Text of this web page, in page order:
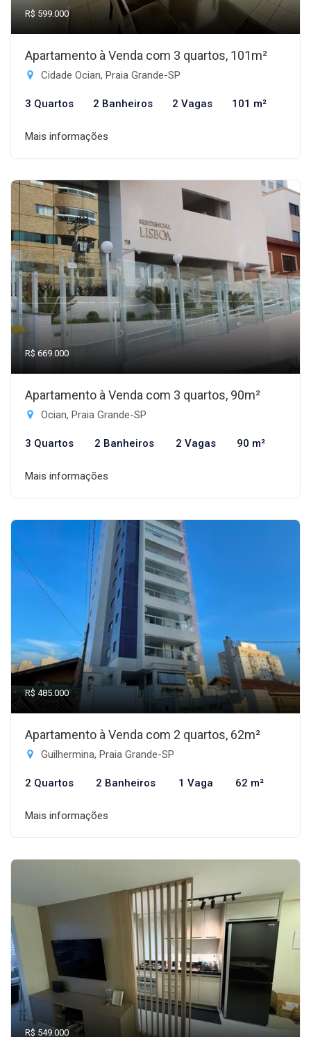
R$ 599.000
Apartamento à Venda com 3 quartos, 101m²
Cidade Ocian, Praia Grande-SP
3 Quartos 2 Banheiros 2 Vagas 101 m²
Mais informações
R$ 669.000
Apartamento à Venda com 3 quartos, 90m²
Ocian, Praia Grande-SP
3 Quartos 2 Banheiros 2 Vagas 90 m²
Mais informações
R$ 485.000
Apartamento à Venda com 2 quartos, 62m²
Guilhermina, Praia Grande-SP
2 Quartos 2 Banheiros 1 Vaga 62 m²
Mais informações
R$ 549.000